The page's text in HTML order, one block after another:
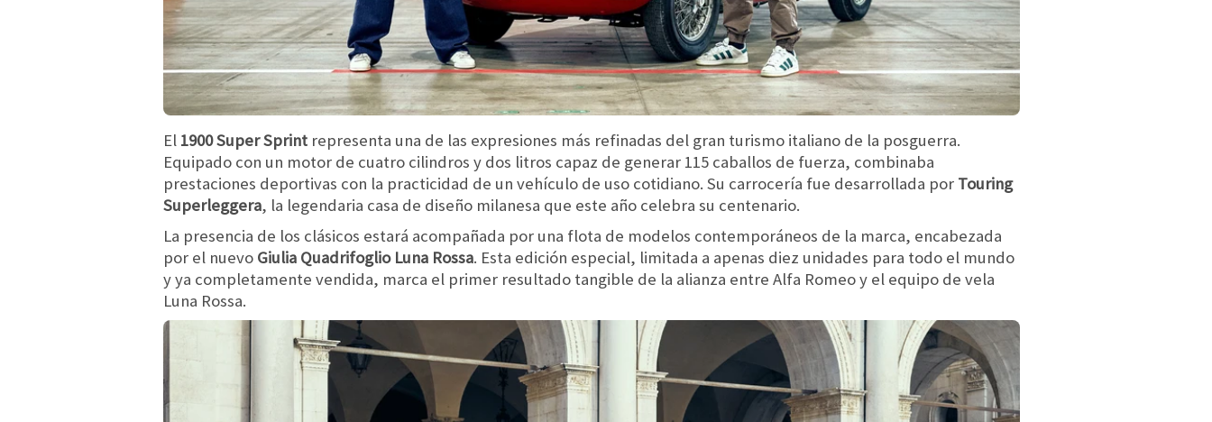
El 1900 Super Sprint representa una de las expresiones más refinadas del gran turismo italiano de la posguerra.
Equipado con un motor de cuatro cilindros y dos litros capaz de generar 115 caballos de fuerza, combinaba
prestaciones deportivas con la practicidad de un vehículo de uso cotidiano. Su carrocería fue desarrollada por Touring
Superleggera, la legendaria casa de diseño milanesa que este año celebra su centenario.
La presencia de los clásicos estará acompañada por una flota de modelos contemporáneos de la marca, encabezada
por el nuevo Giulia Quadrifoglio Luna Rossa. Esta edición especial, limitada a apenas diez unidades para todo el mundo
y ya completamente vendida, marca el primer resultado tangible de la alianza entre Alfa Romeo y el equipo de vela
Luna Rossa.